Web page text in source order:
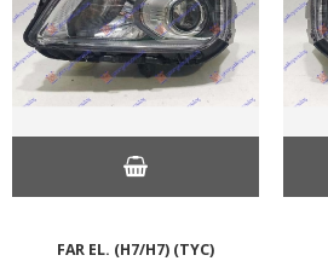
FAR EL. (H7/H7) (TYC)